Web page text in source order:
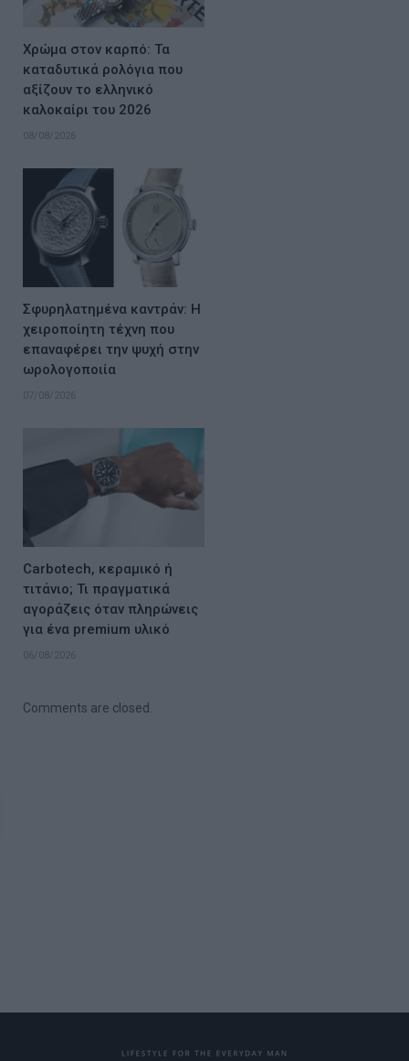
Χρώμα στον καρπό: Τα
καταδυτικά ρολόγια που
αξίζουν το ελληνικό
καλοκαίρι του 2026
08/08/2026
Σφυρηλατημένα καντράν: Η
χειροποίητη τέχνη που
επαναφέρει την ψυχή στην
ωρολογοποιία
07/08/2026
Carbotech, κεραμικό ή
τιτάνιο; Τι πραγματικά
αγοράζεις όταν πληρώνεις
για ένα premium υλικό
06/08/2026
Comments are closed.